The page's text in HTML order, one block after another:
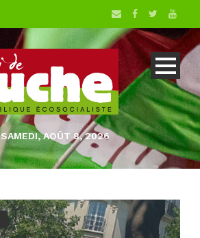
SAMEDI, AOÛT 8, 2026